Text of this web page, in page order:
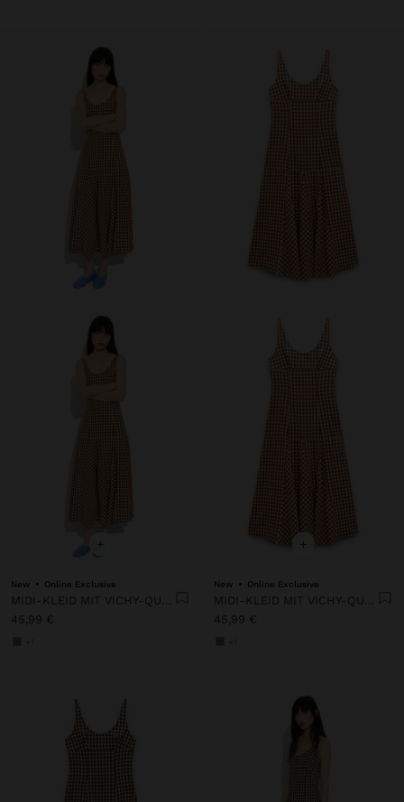
+
New Online Exclusive
45,99 €
+
New Online Exclusive
45,99 €